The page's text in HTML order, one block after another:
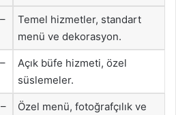
Temel hizmetler, standart
menü ve dekorasyon.
Açık büfe hizmeti, özel
süslemeler.
Özel menü, fotoğrafçılık ve